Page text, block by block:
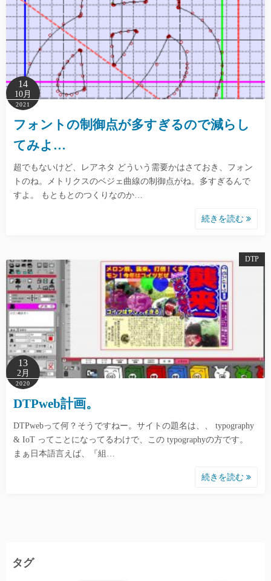
14
10月
2021
フォントの制御点が多すぎるので減らし
てみよ…
超でもないけど、レアネタ どういう需要かはさておき、フォン
トのね。メトリクスのベジェ曲線の制御点がね。多すぎるんで
すよ。 もともとのつくりなのか…
続きを読む
DTP
13
2月
2020
DTPweb計画。
DTPwebって何？そうですねー。サイトの題名は、、 typography
& IoT ってことになってるわけで、この typographyの方です。
まぁ日本語言えば、『組…
続きを読む
タグ